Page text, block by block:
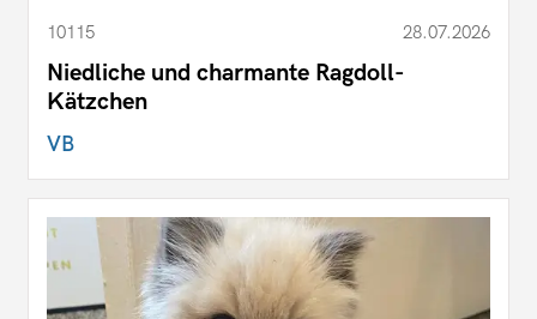
10115 28.07.2026
Niedliche und charmante Ragdoll-
Kätzchen
VB